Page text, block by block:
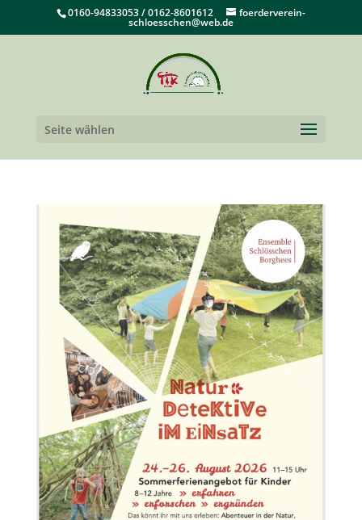
0160-94833053 / 0162-8601612 foerderverein-
schloesschen@web.de
Seite wählen